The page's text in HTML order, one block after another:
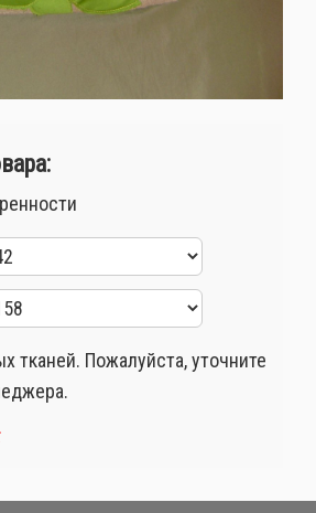
тканей. Пожалуйста, уточните